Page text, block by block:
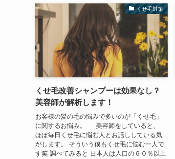
くせ毛対策
くせ毛改善シャンプーは効果なし？
美容師が解析します！
お客様の髪の毛の悩みで多いのが「くせ毛」
に関するお悩み。 美容師をしていると、
ほぼ毎日くせ毛に悩む人とお話ししている気
がします。 そういう僕もくせ毛に悩む一人で
す笑 調べてみると 日本人は人口の６０％以上